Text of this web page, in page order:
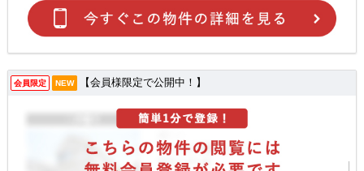
会員限定 NEW 【会員様限定で公開中！】